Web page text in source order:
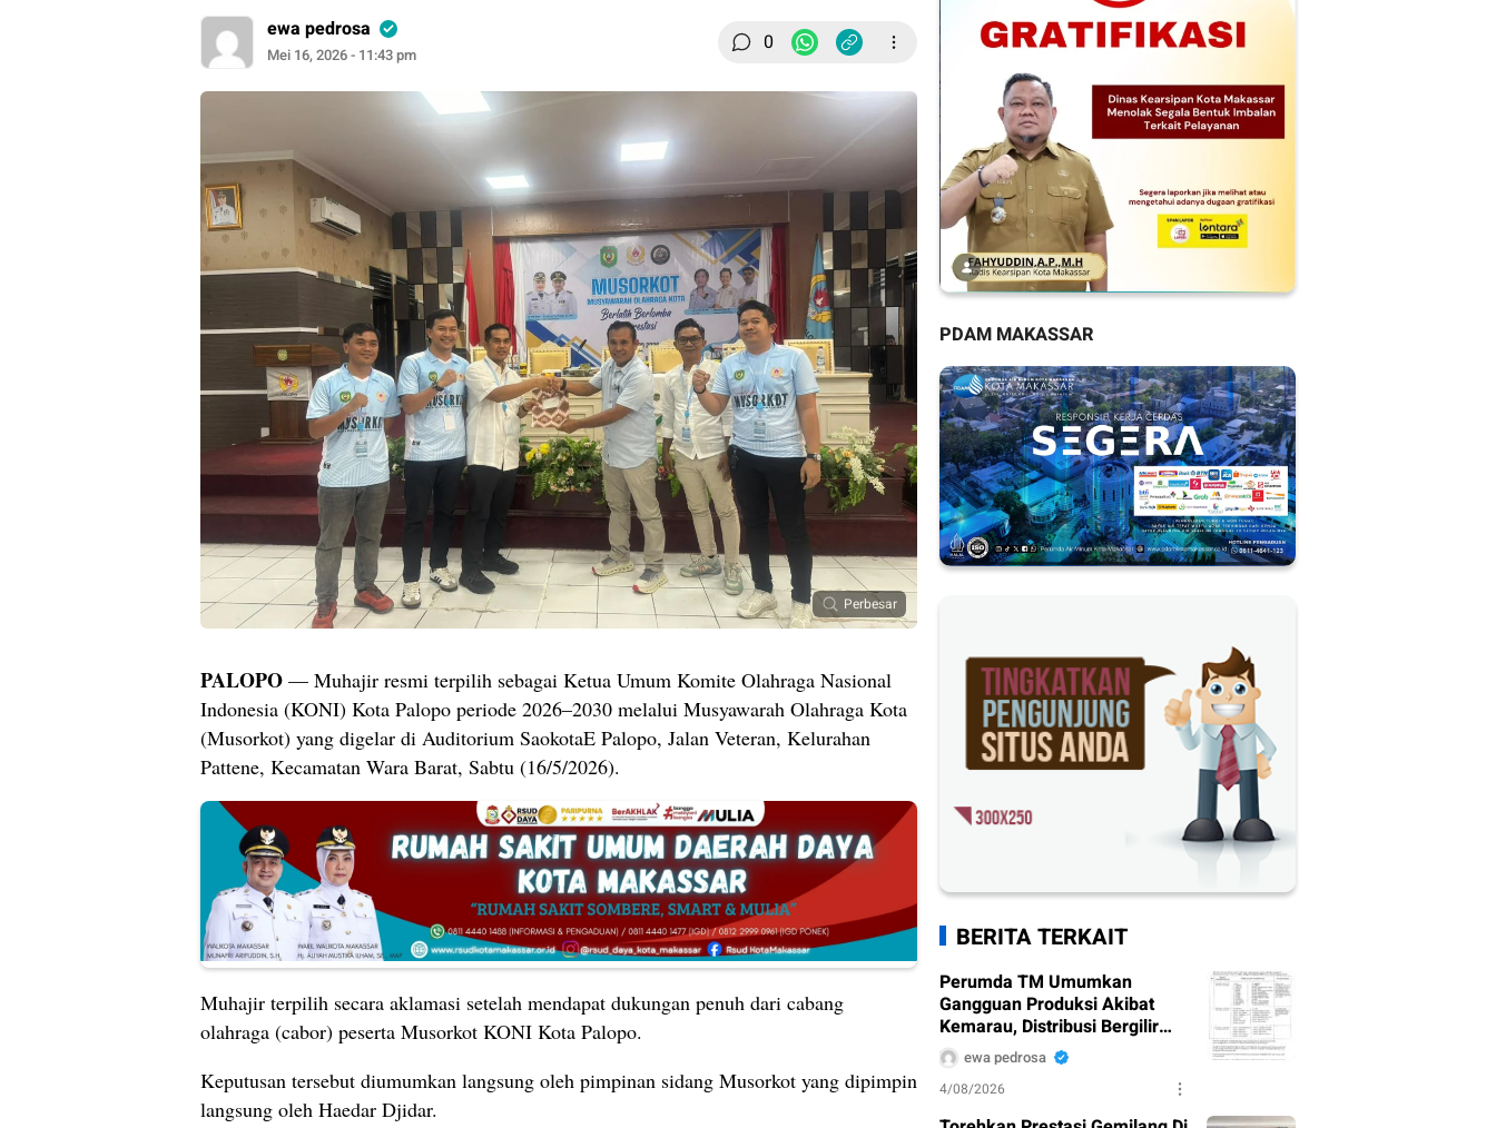
ewa pedrosa
Mei 16, 2026 - 11:43 pm 0
Perbesar
PALOPO — Muhajir resmi terpilih sebagai Ketua Umum Komite Olahraga Nasional
Indonesia (KONI) Kota Palopo periode 2026–2030 melalui Musyawarah Olahraga Kota
(Musorkot) yang digelar di Auditorium SaokotaE Palopo, Jalan Veteran, Kelurahan
Pattene, Kecamatan Wara Barat, Sabtu (16/5/2026).
Muhajir terpilih secara aklamasi setelah mendapat dukungan penuh dari cabang
olahraga (cabor) peserta Musorkot KONI Kota Palopo.
Keputusan tersebut diumumkan langsung oleh pimpinan sidang Musorkot yang dipimpin
langsung oleh Haedar Djidar.
PDAM MAKASSAR
BERITA TERKAIT
Perumda TM Umumkan
Gangguan Produksi Akibat
Kemarau, Distribusi Bergilir
Diterapkan
ewa pedrosa
4/08/2026